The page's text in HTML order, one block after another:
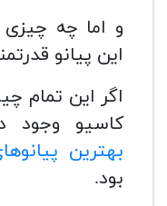
و اما چه چیزی
این پیانو
کاسیو وجود
بهترین
بود.